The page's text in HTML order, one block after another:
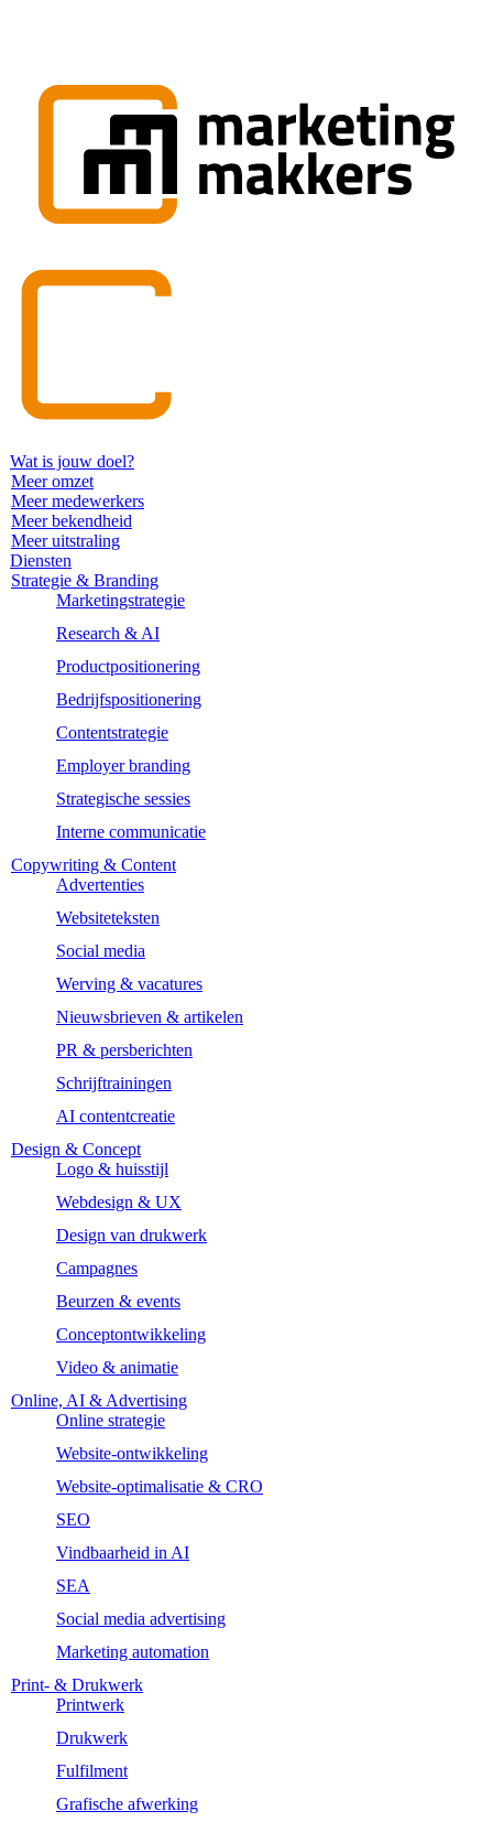
Wat is jouw doel?
Meer omzet
Meer medewerkers
Meer bekendheid
Meer uitstraling
Diensten
Strategie & Branding
Marketingstrategie
Research & AI
Productpositionering
Bedrijfspositionering
Contentstrategie
Employer branding
Strategische sessies
Interne communicatie
Copywriting & Content
Advertenties
Websiteteksten
Social media
Werving & vacatures
Nieuwsbrieven & artikelen
PR & persberichten
Schrijftrainingen
AI contentcreatie
Design & Concept
Logo & huisstijl
Webdesign & UX
Design van drukwerk
Campagnes
Beurzen & events
Conceptontwikkeling
Video & animatie
Online, AI & Advertising
Online strategie
Website-ontwikkeling
Website-optimalisatie & CRO
SEO
Vindbaarheid in AI
SEA
Social media advertising
Marketing automation
Print- & Drukwerk
Printwerk
Drukwerk
Fulfilment
Grafische afwerking